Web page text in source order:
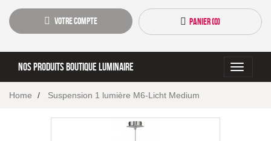
Votre compte Panier (0)
Toggle
Nos produits boutique luminaire
Home Suspension 1 lumière M6-Licht Medium